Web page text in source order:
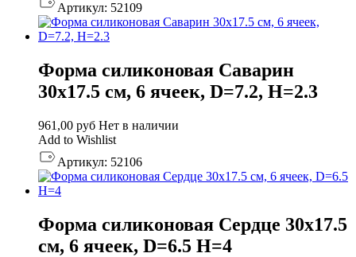
Артикул: 52109
Форма силиконовая Саварин
30х17.5 см, 6 ячеек, D=7.2, H=2.3
961,00 руб Нет в наличии
Add to Wishlist
Артикул: 52106
Форма силиконовая Сердце 30х17.5
см, 6 ячеек, D=6.5 H=4